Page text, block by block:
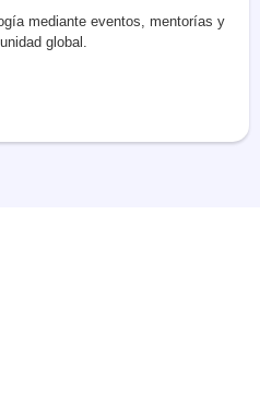
mediante eventos, mentorías y
global.